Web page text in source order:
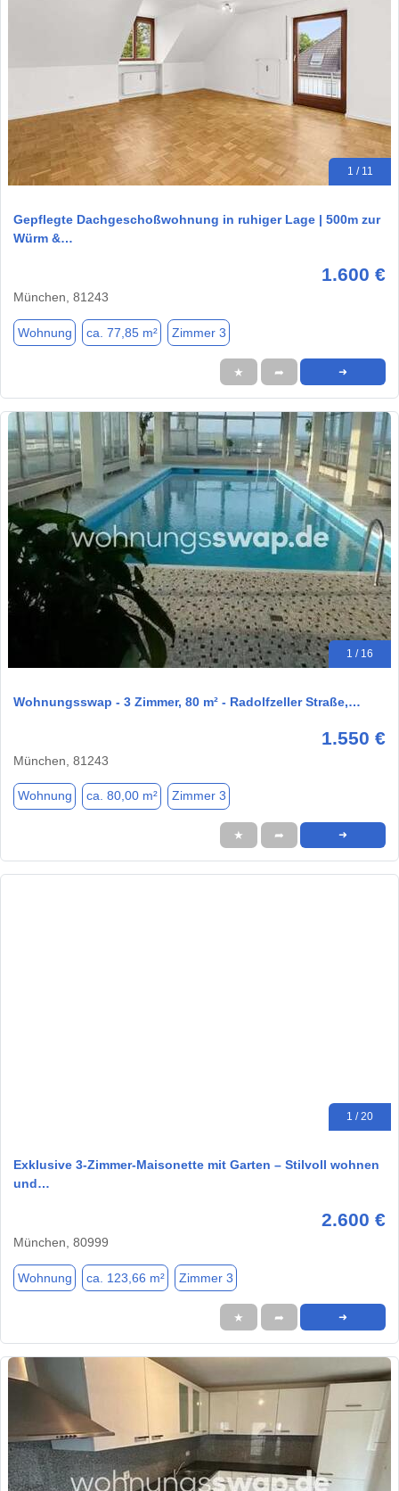
1 / 11
Gepflegte Dachgeschoßwohnung in ruhiger Lage | 500m zur
Würm &…
1.600 €
München, 81243
Wohnung ca. 77,85 m² Zimmer 3
★ ➦ ➜
1 / 16
Wohnungsswap - 3 Zimmer, 80 m² - Radolfzeller Straße,…
1.550 €
München, 81243
Wohnung ca. 80,00 m² Zimmer 3
★ ➦ ➜
1 / 20
Exklusive 3-Zimmer-Maisonette mit Garten – Stilvoll wohnen
und…
2.600 €
München, 80999
Wohnung ca. 123,66 m² Zimmer 3
★ ➦ ➜